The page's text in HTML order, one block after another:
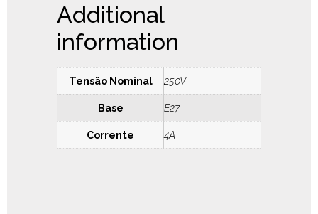
Additional
information
Tensão Nominal 250V
Base E27
Corrente 4A